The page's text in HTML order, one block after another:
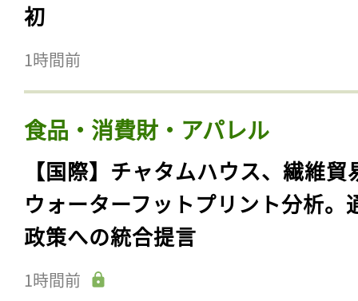
初
1時間前
食品・消費財・アパレル
【国際】チャタムハウス、繊維貿
ウォーターフットプリント分析。
政策への統合提言
1時間前